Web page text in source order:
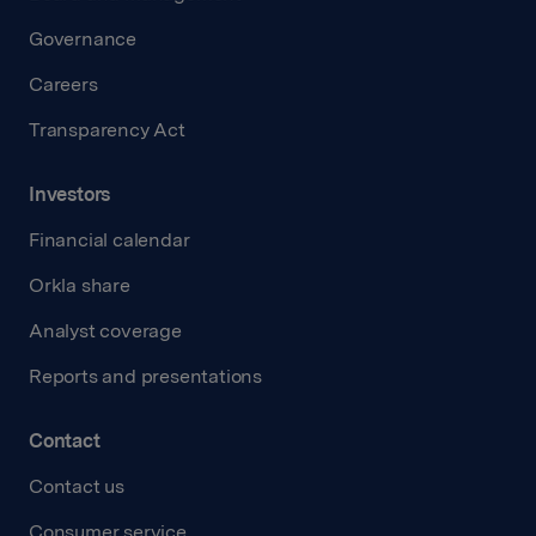
Governance
Careers
Transparency Act
Investors
Financial calendar
Orkla share
Analyst coverage
Reports and presentations
Contact
Contact us